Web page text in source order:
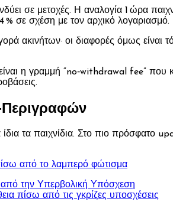
σε μετοχές. Η αναλογία 1 ώρα
% σε σχέση με τον αρχικό λογαριασμό.
ακινήτων· οι διαφορές όμως
η γραμμή “no‑withdrawal fee”
τα παιχνίδια. Στο πιο πρόσφατο
από το λαμπερό φώτισμα
την Υπερβολική Υπόσχεση
πίσω από τις γκρίζες υποσχέσεις